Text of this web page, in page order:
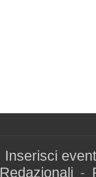
Inserisci
Redazionali -